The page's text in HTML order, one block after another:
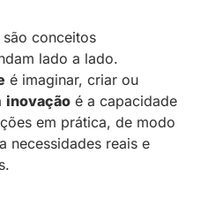
conceitos
lado a lado.
é imaginar, criar ou
inovação é a capacidade
em prática, de modo
necessidades reais e